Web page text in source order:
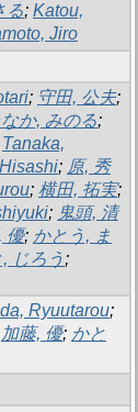
る; Katou,
Jiro
; 守田, 公夫;
なか, みのる;
Tanaka,
; 原, 秀
; 横田, 拓実;
; 鬼頭, 清
優; かとう, ま
じろう ;
Ryuutarou;
加藤, 優; かと